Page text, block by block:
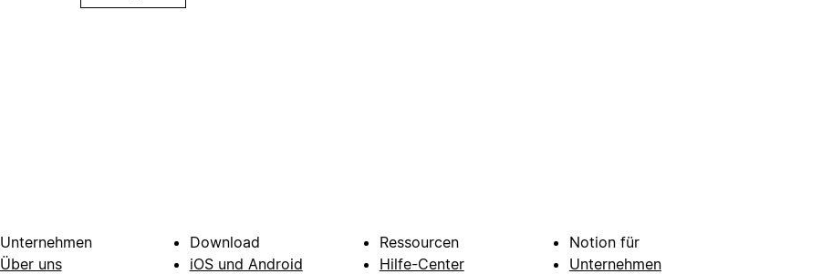
Unternehmen
Über uns
Download
iOS und Android
Ressourcen
Hilfe-Center
Notion für
Unternehmen